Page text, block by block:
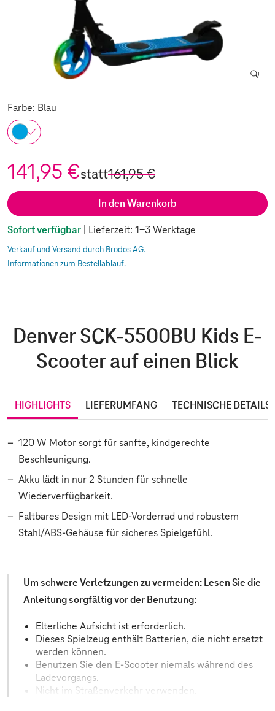
Farbe: Blau
141,95 €statt161,95 €
In den Warenkorb
Sofort verfügbar | Lieferzeit: 1-3 Werktage
Verkauf und Versand durch Brodos AG.
Informationen zum Bestellablauf.
Denver SCK-5500BU Kids E-
Scooter auf einen Blick
HIGHLIGHTS LIEFERUMFANG TECHNISCHE DETAILS
120 W Motor sorgt für sanfte, kindgerechte
Beschleunigung.
Akku lädt in nur 2 Stunden für schnelle
Wiederverfügbarkeit.
Faltbares Design mit LED-Vorderrad und robustem
Stahl/ABS-Gehäuse für sicheres Spielgefühl.
Um schwere Verletzungen zu vermeiden: Lesen Sie die
Anleitung sorgfältig vor der Benutzung:
Elterliche Aufsicht ist erforderlich.
Dieses Spielzeug enthält Batterien, die nicht ersetzt
werden können.
Benutzen Sie den E-Scooter niemals während des
Ladevorgangs.
Nicht im Straßenverkehr verwenden.